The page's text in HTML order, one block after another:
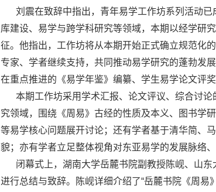
刘震在致辞中指出，青年易学工作坊系列活动
库建设、易学与跨学科研究等领域，本期以经学研
征。他指出，工作坊将从本期开始正式确立规范化
专家、学者继续支持，共同推动易学研究的蓬勃发
在重点推进的《易学年鉴》编纂、学生易学论文评
本期工作坊采用学术汇报、论文评议、综合讨
究领域，围绕《周易》古经的性质及本义、图书学
等易学核心问题展开讨论；还有学者基于清华简、
貌；亦有学者立足整体视角对东亚易学的发展脉络
闭幕式上，湖南大学岳麓书院副教授陈岘、山
进行总结与致辞。陈岘详细介绍了“岳麓书院《周易